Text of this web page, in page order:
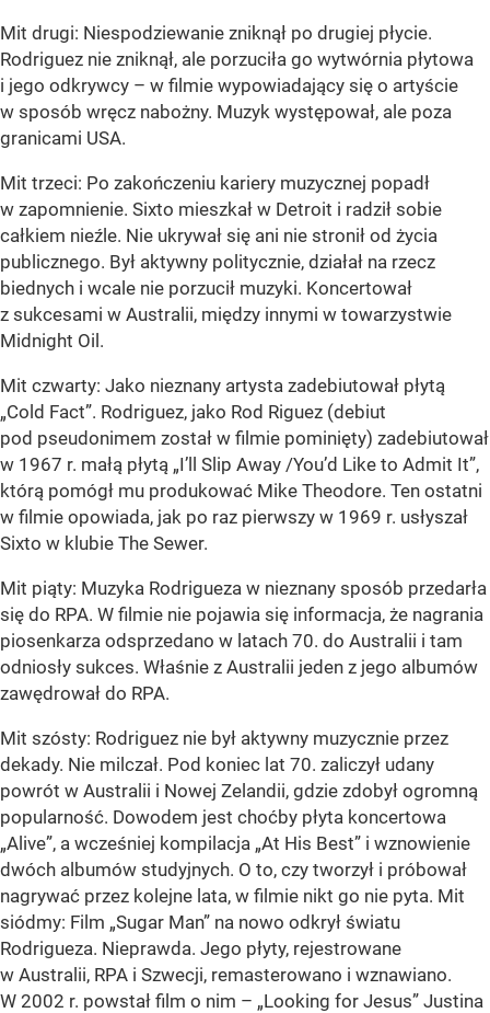
Mit drugi: Niespodziewanie zniknął po drugiej płycie.
Rodriguez nie zniknął, ale porzuciła go wytwórnia płytowa
i jego odkrywcy – w filmie wypowiadający się o artyście
w sposób wręcz nabożny. Muzyk występował, ale poza
granicami USA.
Mit trzeci: Po zakończeniu kariery muzycznej popadł
w zapomnienie. Sixto mieszkał w Detroit i radził sobie
całkiem nieźle. Nie ukrywał się ani nie stronił od życia
publicznego. Był aktywny politycznie, działał na rzecz
biednych i wcale nie porzucił muzyki. Koncertował
z sukcesami w Australii, między innymi w towarzystwie
Midnight Oil.
Mit czwarty: Jako nieznany artysta zadebiutował płytą
„Cold Fact”. Rodriguez, jako Rod Riguez (debiut
pod pseudonimem został w filmie pominięty) zadebiutował
w 1967 r. małą płytą „I’ll Slip Away /You’d Like to Admit It”,
którą pomógł mu produkować Mike Theodore. Ten ostatni
w filmie opowiada, jak po raz pierwszy w 1969 r. usłyszał
Sixto w klubie The Sewer.
Mit piąty: Muzyka Rodrigueza w nieznany sposób przedarła
się do RPA. W filmie nie pojawia się informacja, że nagrania
piosenkarza odsprzedano w latach 70. do Australii i tam
odniosły sukces. Właśnie z Australii jeden z jego albumów
zawędrował do RPA.
Mit szósty: Rodriguez nie był aktywny muzycznie przez
dekady. Nie milczał. Pod koniec lat 70. zaliczył udany
powrót w Australii i Nowej Zelandii, gdzie zdobył ogromną
popularność. Dowodem jest choćby płyta koncertowa
„Alive”, a wcześniej kompilacja „At His Best” i wznowienie
dwóch albumów studyjnych. O to, czy tworzył i próbował
nagrywać przez kolejne lata, w filmie nikt go nie pyta. Mit
siódmy: Film „Sugar Man” na nowo odkrył światu
Rodrigueza. Nieprawda. Jego płyty, rejestrowane
w Australii, RPA i Szwecji, remasterowano i wznawiano.
W 2002 r. powstał film o nim – „Looking for Jesus” Justina